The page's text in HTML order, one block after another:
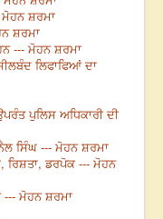
ਮੋਹਨ ਸ਼ਰਮਾ
ਸ਼ਰਮਾ
--- ਮੋਹਨ ਸ਼ਰਮਾ
ਲਿਫਾਫਿਆਂ ਦਾ
ਪੁਲਿਸ ਅਧਿਕਾਰੀ ਦੀ
ਸਿੰਘ --- ਮੋਹਨ ਸ਼ਰਮਾ
ਰਿਸ਼ਤਾ, ਡਰਪੋਕ --- ਮੋਹਨ
ਮੋਹਨ ਸ਼ਰਮਾ